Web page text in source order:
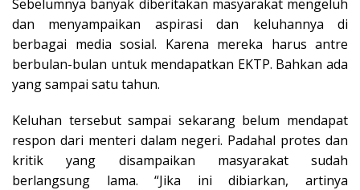
Sebelumnya banyak diberitakan masyarakat mengeluh
dan menyampaikan aspirasi dan keluhannya di
berbagai media sosial. Karena mereka harus antre
berbulan-bulan untuk mendapatkan EKTP. Bahkan ada
yang sampai satu tahun.
Keluhan tersebut sampai sekarang belum mendapat
respon dari menteri dalam negeri. Padahal protes dan
kritik yang disampaikan masyarakat sudah
berlangsung lama. “Jika ini dibiarkan, artinya